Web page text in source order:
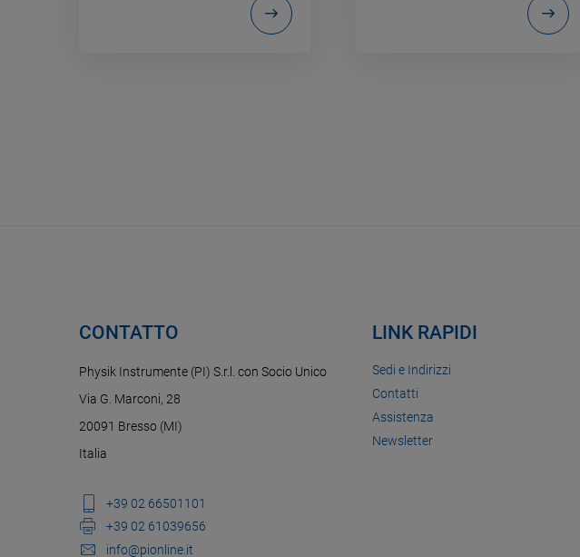
CONTATTO
Physik Instrumente (PI) S.r.l. con Socio Unico
Via G. Marconi, 28
20091 Bresso (MI)
Italia
+39 02 66501101
+39 02 61039656
info@pionline.it
LINK RAPIDI
Sedi e Indirizzi
Contatti
Assistenza
Newsletter